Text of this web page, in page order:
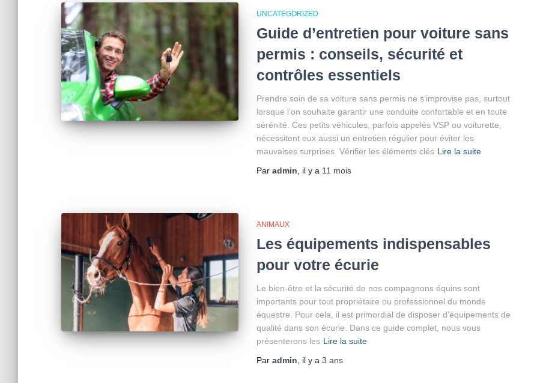
UNCATEGORIZED
Guide d’entretien pour voiture sans
permis : conseils, sécurité et
contrôles essentiels
Prendre soin de sa voiture sans permis ne s’improvise pas, surtout
lorsque l’on souhaite garantir une conduite confortable et en toute
sérénité. Ces petits véhicules, parfois appelés VSP ou voiturette,
nécessitent eux aussi un entretien régulier pour éviter les
mauvaises surprises. Vérifier les éléments clés Lire la suite
Par admin , il y a 11 mois
ANIMAUX
Les équipements indispensables
pour votre écurie
Le bien-être et la sécurité de nos compagnons équins sont
importants pour tout propriétaire ou professionnel du monde
équestre. Pour cela, il est primordial de disposer d’équipements de
qualité dans son écurie. Dans ce guide complet, nous vous
présenterons les Lire la suite
Par admin , il y a 3 ans